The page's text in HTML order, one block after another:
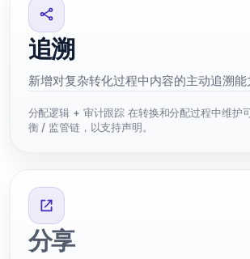
追溯
新增对复杂转化过程中内容的主动追溯能
分配逻辑 + 审计跟踪 在转换和分配过程中维护
衡 / 监管链，以支持声明。
分享